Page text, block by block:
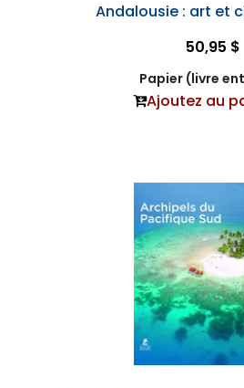
Andalousie : art et
50,95 $
Papier (livre
Ajoutez au